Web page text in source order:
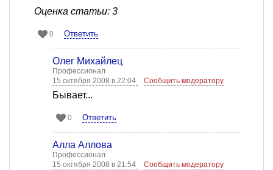
Оценка статьи: 3
0 Ответить
Олег Михайлец
Профессионал
15 октября 2008 в 22:04
Сообщить модератору
Бывает...
0 Ответить
Алла Аллова
Профессионал
15 октября 2008 в 21:54
Сообщить модератору